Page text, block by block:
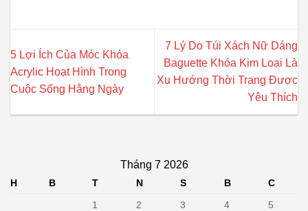
5 Lợi Ích Của Móc Khóa
Acrylic Hoạt Hình Trong
Cuộc Sống Hằng Ngày
7 Lý Do Túi Xách Nữ Dáng
Baguette Khóa Kim Loại Là
Xu Hướng Thời Trang Được
Yêu Thích
Tháng 7 2026
H B T N S B
C
1
2 3 4 5